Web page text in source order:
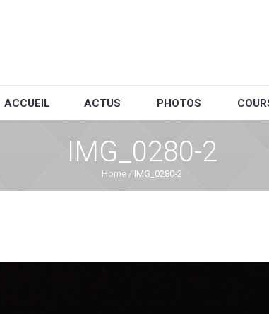
ACCUEIL ACTUS PHOTOS
IMG_0280-2
Home / IMG_0280-2